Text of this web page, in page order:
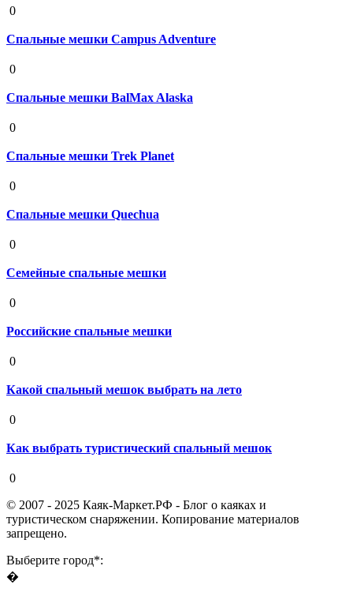
0
Спальные мешки Campus Adventure
0
Спальные мешки BalMax Alaska
0
Спальные мешки Trek Planet
0
Спальные мешки Quechua
0
Семейные спальные мешки
0
Российские спальные мешки
0
Какой спальный мешок выбрать на лето
0
Как выбрать туристический спальный мешок
0
© 2007 - 2025 Каяк-Маркет.РФ - Блог о каяках и
туристическом снаряжении. Копирование материалов
запрещено.
Выберите город*:
�